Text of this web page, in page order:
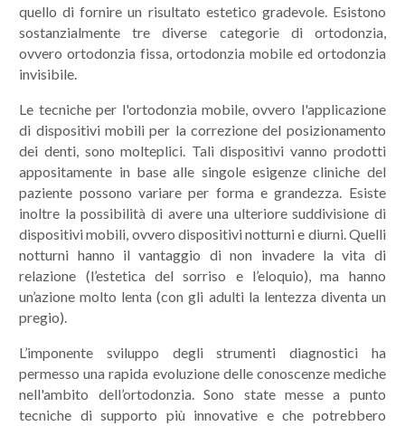
quello di fornire un risultato estetico gradevole. Esistono
sostanzialmente tre diverse categorie di ortodonzia,
ovvero ortodonzia fissa, ortodonzia mobile ed ortodonzia
invisibile.
Le tecniche per l'ortodonzia mobile, ovvero l'applicazione
di dispositivi mobili per la correzione del posizionamento
dei denti, sono molteplici. Tali dispositivi vanno prodotti
appositamente in base alle singole esigenze cliniche del
paziente possono variare per forma e grandezza. Esiste
inoltre la possibilità di avere una ulteriore suddivisione di
dispositivi mobili, ovvero dispositivi notturni e diurni. Quelli
notturni hanno il vantaggio di non invadere la vita di
relazione (l’estetica del sorriso e l’eloquio), ma hanno
un’azione molto lenta (con gli adulti la lentezza diventa un
pregio).
L’imponente sviluppo degli strumenti diagnostici ha
permesso una rapida evoluzione delle conoscenze mediche
nell'ambito dell’ortodonzia. Sono state messe a punto
tecniche di supporto più innovative e che potrebbero